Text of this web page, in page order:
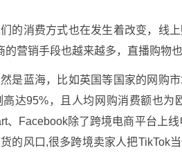
的消费方式也在发生着改变，线
营销手段也越来越多，直播购物
是蓝海，比如英国等国家的网购
达95%，且人均网购消费额也为
、Facebook除了跨境电商平台上
的风口,很多跨境卖家人把TikTok